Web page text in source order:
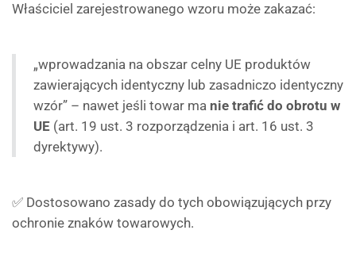
Właściciel zarejestrowanego wzoru może zakazać:
„wprowadzania na obszar celny UE produktów
zawierających identyczny lub zasadniczo identyczny
wzór” – nawet jeśli towar ma nie trafić do obrotu w
UE (art. 19 ust. 3 rozporządzenia i art. 16 ust. 3
dyrektywy).
✅ Dostosowano zasady do tych obowiązujących przy
ochronie znaków towarowych.